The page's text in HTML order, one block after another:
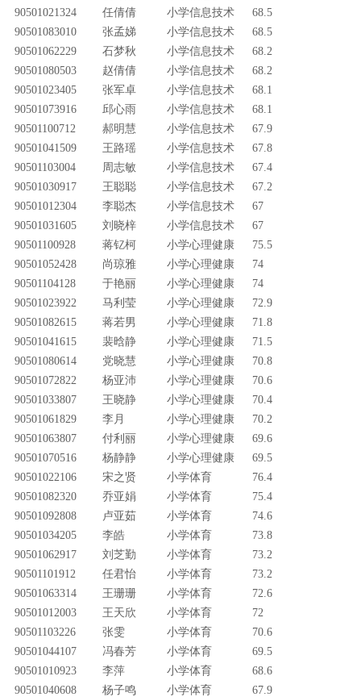
90501021324
任倩倩 小学信息技术
68.5
90501083010
张孟娣 小学信息技术
68.5
90501062229
石梦秋 小学信息技术
68.2
90501080503
赵倩倩 小学信息技术
68.2
90501023405
张军卓 小学信息技术
68.1
90501073916
邱心雨 小学信息技术
68.1
90501100712
郝明慧 小学信息技术
67.9
90501041509
王路瑶 小学信息技术
67.8
90501103004
周志敏 小学信息技术
67.4
90501030917
王聪聪 小学信息技术
67.2
90501012304
李聪杰 小学信息技术
67
90501031605
刘晓梓 小学信息技术
67
90501100928
蒋钇柯 小学心理健康
75.5
90501052428
尚琼雅 小学心理健康
74
90501104128
于艳丽 小学心理健康
74
90501023922
马利莹 小学心理健康
72.9
90501082615
蒋若男 小学心理健康
71.8
90501041615
裴晗静 小学心理健康
71.5
90501080614
党晓慧 小学心理健康
70.8
90501072822
杨亚沛 小学心理健康
70.6
90501033807
王晓静 小学心理健康
70.4
90501061829
李月 小学心理健康
70.2
90501063807
付利丽 小学心理健康
69.6
90501070516
杨静静 小学心理健康
69.5
90501022106
宋之贤 小学体育
76.4
90501082320
乔亚娟 小学体育
75.4
90501092808
卢亚茹 小学体育
74.6
90501034205
李皓 小学体育
73.8
90501062917
刘芝勤 小学体育
73.2
90501101912
任君怡 小学体育
73.2
90501063314
王珊珊 小学体育
72.6
90501012003
王天欣 小学体育
72
90501103226
张雯 小学体育
70.6
90501044107
冯春芳 小学体育
69.5
90501010923
李萍 小学体育
68.6
90501040608
杨子鸣 小学体育
67.9